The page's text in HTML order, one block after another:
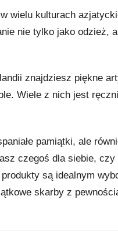
wielu kulturach
nie tylko jako odzież,
znajdziesz piękne
Wiele z nich jest
pamiątki, ale
czegoś dla siebie, czy
są idealnym
skarby z